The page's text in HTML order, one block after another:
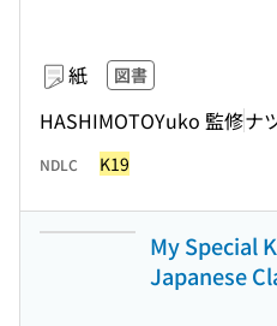
紙 図書
HASHIMOTOYuko 監修ナ
NDLC K19
My Special
Japanese